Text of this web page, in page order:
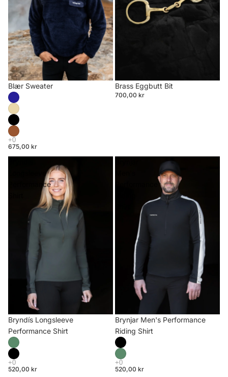
Blær Sweater
675,00 kr
Brass Eggbutt Bit
700,00 kr
Longsleeve
Performance
Bryndís Longsleeve
Performance Shirt
520,00 kr
Brynjar Men's Performance
Riding Shirt
520,00 kr